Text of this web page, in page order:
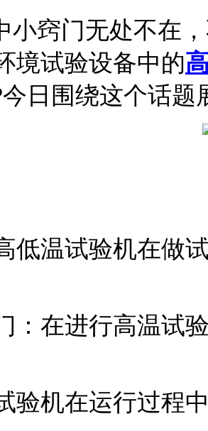
窍门无处不在，
境试验设备中的
日围绕这个话
温试验机在做试
在进行高温试验
机在运行过程中